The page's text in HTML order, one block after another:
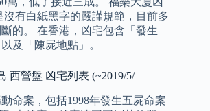
有白紙黑字的嚴謹規範，目前多
的。 在香港，凶宅包含「發生
及「陳屍地點」。
西營盤 凶宅列表 (~2019/5/
命案，包括1998年發生五屍命案